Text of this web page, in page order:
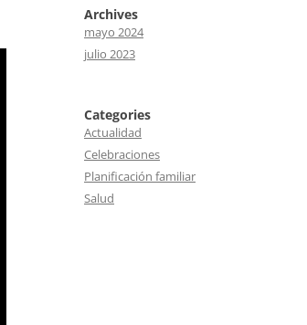
Archives
mayo 2024
julio 2023
Categories
Actualidad
Celebraciones
Planificación familiar
Salud